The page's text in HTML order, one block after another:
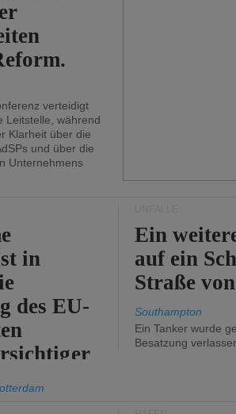
verteidigt
Leitstelle, während
Klarheit über die
und über die
Unternehmens
in
des EU-
und
Ein
auf ein
Straße
Southampton
Ein Tanker wurde
Besatzung